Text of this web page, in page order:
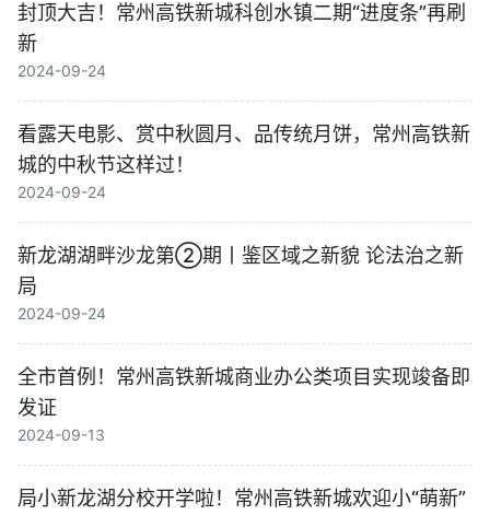
封顶大吉！常州高铁新城科创水镇二期“进度条”再刷
新
2024-09-24
看露天电影、赏中秋圆月、品传统月饼，常州高铁新
城的中秋节这样过！
2024-09-24
新龙湖湖畔沙龙第②期丨鉴区域之新貌 论法治之新
局
2024-09-24
全市首例！常州高铁新城商业办公类项目实现竣备即
发证
2024-09-13
局小新龙湖分校开学啦！常州高铁新城欢迎小“萌新”